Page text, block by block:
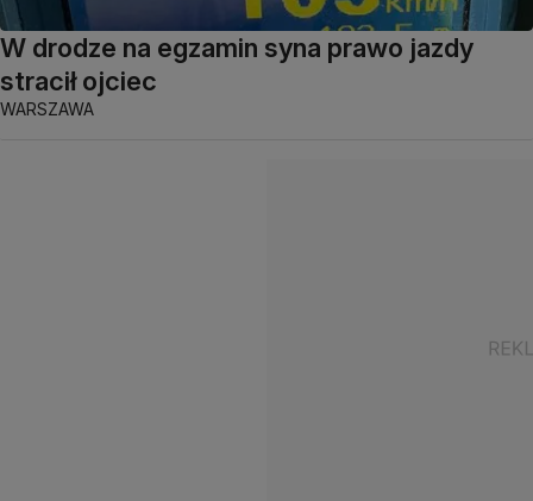
W drodze na egzamin syna prawo jazdy
stracił ojciec
WARSZAWA